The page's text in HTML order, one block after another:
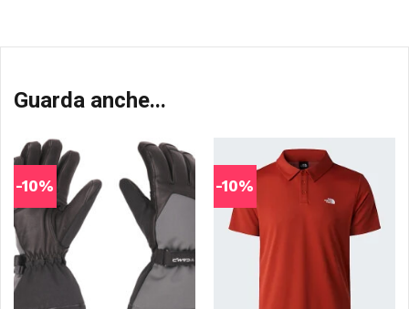
Guarda anche...
-10% -10%